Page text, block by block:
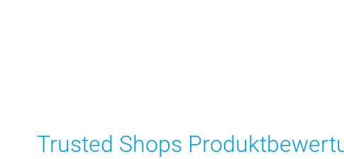
Trusted Shops